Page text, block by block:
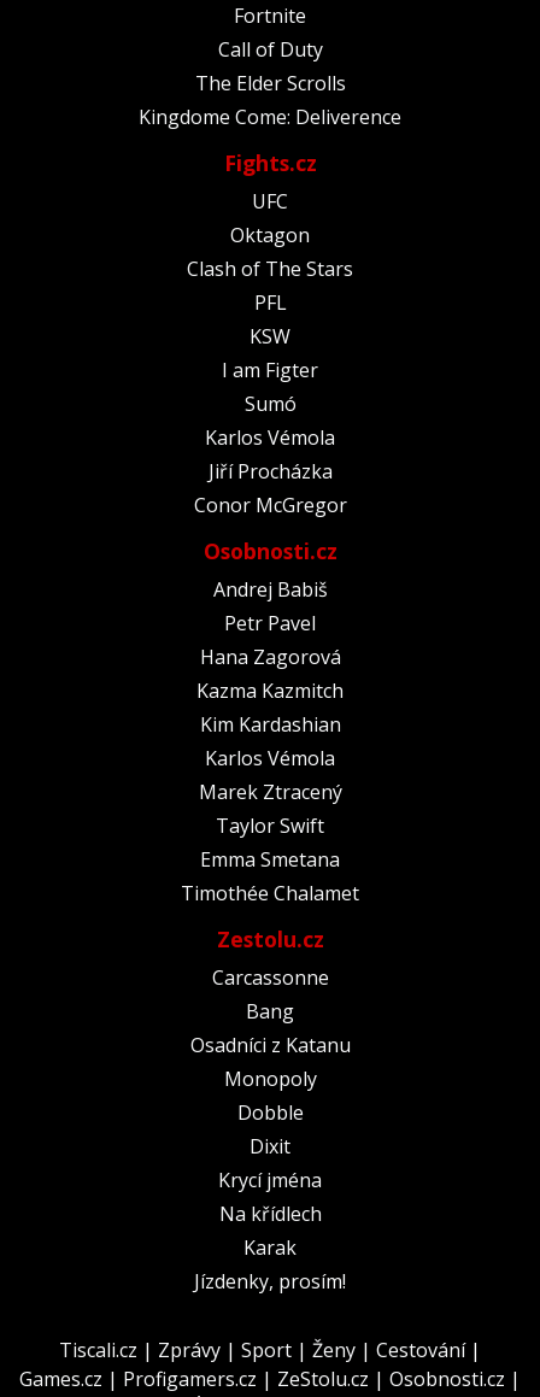
Fortnite
Call of Duty
The Elder Scrolls
Kingdome Come: Deliverence
Fights.cz
UFC
Oktagon
Clash of The Stars
PFL
KSW
I am Figter
Sumó
Karlos Vémola
Jiří Procházka
Conor McGregor
Osobnosti.cz
Andrej Babiš
Petr Pavel
Hana Zagorová
Kazma Kazmitch
Kim Kardashian
Karlos Vémola
Marek Ztracený
Taylor Swift
Emma Smetana
Timothée Chalamet
Zestolu.cz
Carcassonne
Bang
Osadníci z Katanu
Monopoly
Dobble
Dixit
Krycí jména
Na křídlech
Karak
Jízdenky, prosím!
Tiscali.cz | Zprávy | Sport | Ženy | Cestování|
Games.cz | Profigamers.cz | ZeStolu.cz | Osobnosti.cz |